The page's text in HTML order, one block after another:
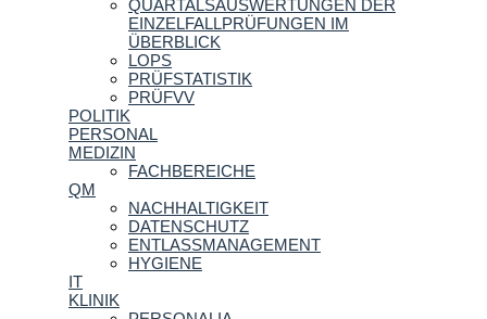
QUARTALSAUSWERTUNGEN DER
EINZELFALLPRÜFUNGEN IM
ÜBERBLICK
LOPS
PRÜFSTATISTIK
PRÜFVV
POLITIK
PERSONAL
MEDIZIN
FACHBEREICHE
QM
NACHHALTIGKEIT
DATENSCHUTZ
ENTLASSMANAGEMENT
HYGIENE
IT
KLINIK